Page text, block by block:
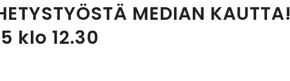
MEDIAN KAUTTA!
klo 12.30